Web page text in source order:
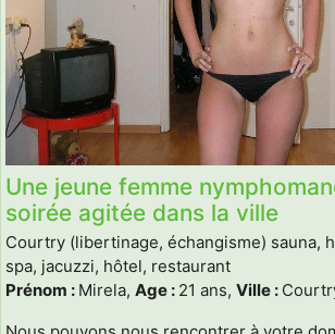
Une jeune femme
soirée agitée dans la ville
Courtry (libertinage, échangisme) sauna,
spa, jacuzzi, hôtel, restaurant
Prénom : Mirela, Age : 21 ans, Ville :